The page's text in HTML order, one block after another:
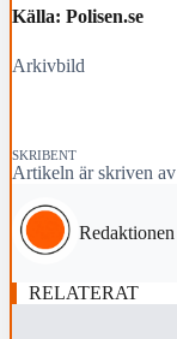
Källa: Polisen.se
Arkivbild
SKRIBENT
Artikeln är skriven av
Redaktionen
RELATERAT